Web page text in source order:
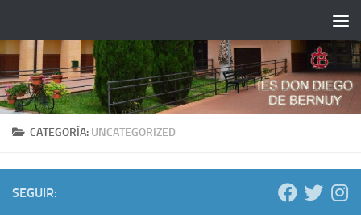
CATEGORÍA: UNCATEGORIZED
SEGUIR: